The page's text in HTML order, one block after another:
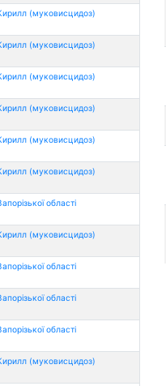
(муковисцидоз)
(муковисцидоз)
(муковисцидоз)
(муковисцидоз)
(муковисцидоз)
(муковисцидоз)
області
(муковисцидоз)
області
області
області
(муковисцидоз)